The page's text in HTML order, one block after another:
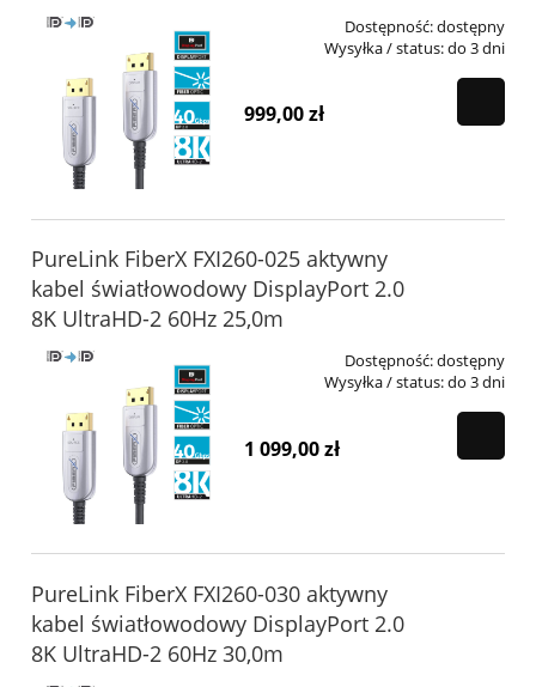
Dostępność:dostępny
Wysyłka / status:do 3 dni
999,00 zł
PureLink FiberX FXI260-025 aktywny
kabel światłowodowy DisplayPort 2.0
8K UltraHD-2 60Hz 25,0m
Dostępność:dostępny
Wysyłka / status:do 3 dni
1 099,00 zł
PureLink FiberX FXI260-030 aktywny
kabel światłowodowy DisplayPort 2.0
8K UltraHD-2 60Hz 30,0m